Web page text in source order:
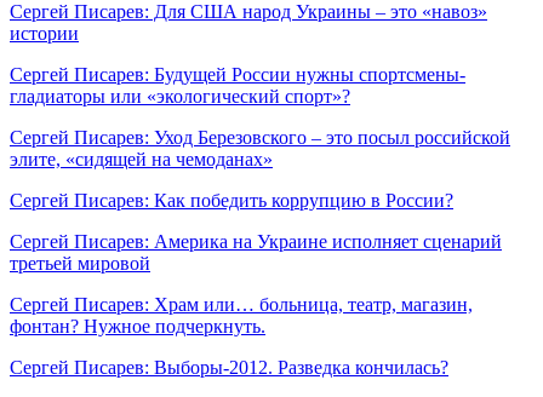
Сергей Писарев: Для США народ Украины – это «навоз»
истории
Сергей Писарев: Будущей России нужны спортсмены-
гладиаторы или «экологический спорт»?
Сергей Писарев: Уход Березовского – это посыл российской
элите, «сидящей на чемоданах»
Сергей Писарев: Как победить коррупцию в России?
Сергей Писарев: Америка на Украине исполняет сценарий
третьей мировой
Сергей Писарев: Храм или… больница, театр, магазин,
фонтан? Нужное подчеркнуть.
Сергей Писарев: Выборы-2012. Разведка кончилась?